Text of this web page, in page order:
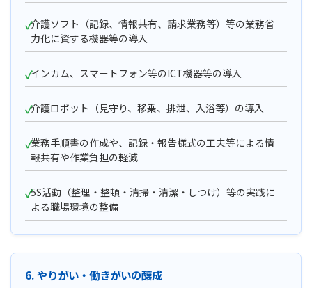
介護ソフト（記録、情報共有、請求業務等）等の業務省
力化に資する機器等の導入
インカム、スマートフォン等のICT機器等の導入
介護ロボット（見守り、移乗、排泄、入浴等）の導入
業務手順書の作成や、記録・報告様式の工夫等による情
報共有や作業負担の軽減
5S活動（整理・整頓・清掃・清潔・しつけ）等の実践に
よる職場環境の整備
6. やりがい・働きがいの醸成